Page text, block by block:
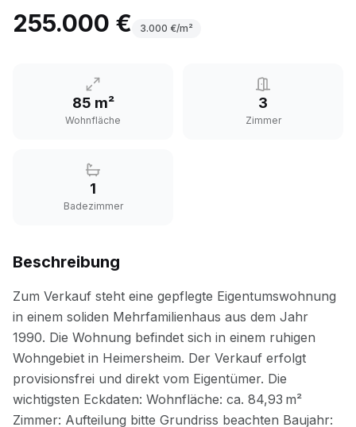
255.000 € 3.000 €/m²
85 m²
Wohnfläche
3
Zimmer
1
Badezimmer
Beschreibung